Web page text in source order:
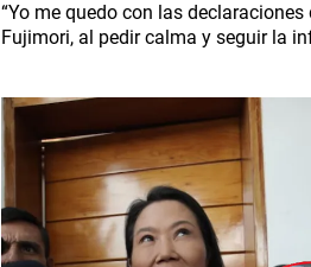
“Yo me quedo con las
Fujimori, al pedir calma y seguir la